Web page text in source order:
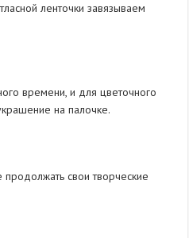
ленточки завязываем
времени, и для цветочного
на палочке.
свои творческие